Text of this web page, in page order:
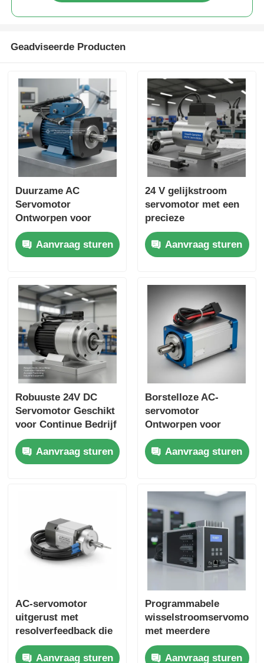
Geadviseerde Producten
Duurzame AC
Servomotor
Ontworpen voor
Continue Bedrijf en
Nauwkeurige
Positionering in
Productiesystemen
Aanvraag sturen
24 V gelijkstroom
servomotor met een
precieze
positionering en
duurzame prestaties
geschikt voor CNC-
Aanvraag sturen
Robuuste 24V DC
Servomotor Geschikt
voor Continue Bedrijf
en Nauwkeurige
Positionering in
Industriële
Aanvraag sturen
Borstelloze AC-
servomotor
Ontworpen voor
Nauwkeurige
Positionering en
Snelheidsregeling in
Productieprocessen
Aanvraag sturen
AC-servomotor
uitgerust met
resolverfeedback die
een precieze
bewegingsregeling in
Aanvraag sturen
Programmabele
wisselstroomservomotor
met meerdere
communicatie-
interfaces en
Aanvraag sturen